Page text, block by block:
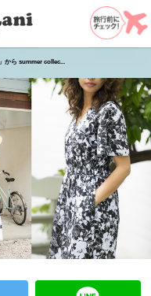
から summer collec...